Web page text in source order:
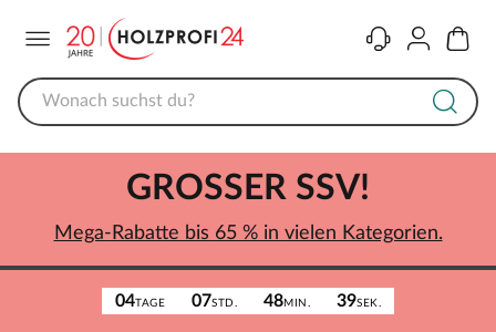
KontaktKonto
04TAGE 07STD. 48MIN. 39SEK.
GROSSER SSV!
Mega-Rabatte bis 65 % in vielen Kategorien.